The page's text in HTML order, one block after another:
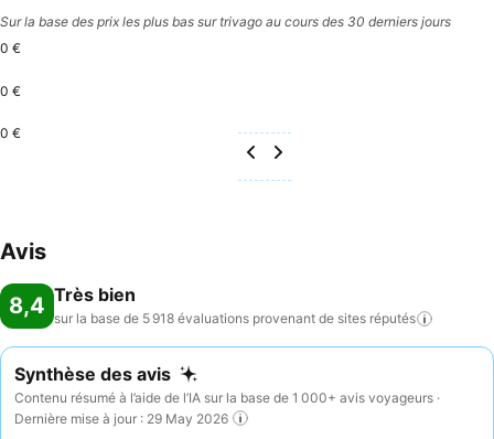
Sur la base des prix les plus bas sur trivago au cours des 30 derniers jours
0 €
0 €
0 €
Avis
8,4 Très bien
sur la base de 5 918 évaluations provenant de sites réputés
Synthèse des avis
Contenu résumé à l’aide de l’IA sur la base de 1 000+ avis voyageurs ·
Dernière mise à jour : 29 May 2026